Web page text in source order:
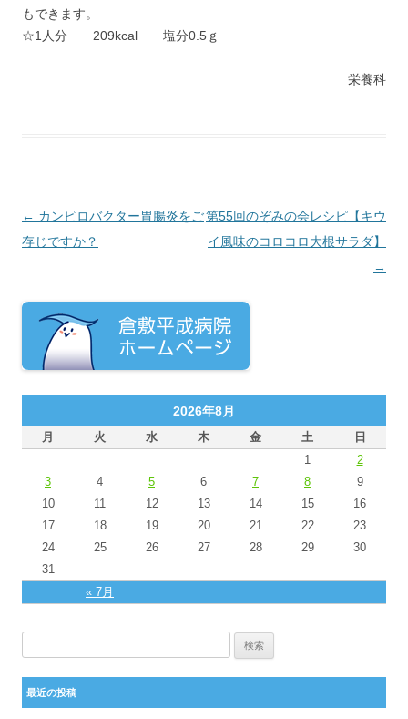
もできます。
☆1人分 209kcal 塩分0.5ｇ
栄養科
投稿ナビゲーション
← カンピロバクター胃腸炎をご
存じですか？
第55回のぞみの会レシピ【キウ
イ風味のコロコロ大根サラダ】
→
2026年8月
月 火 水 木 金 土 日
« 7月
1
2
3
4 5 6 7 8
9
10
11 12 13 14 15
16
17
18 19 20 21 22
23
24
25 26 27 28 29
30
31
最近の投稿